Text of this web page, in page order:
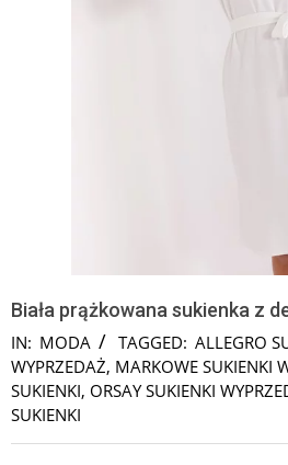
Biała prążkowana sukienka z
IN: MODA TAGGED: ALLEGRO
WYPRZEDAŻ, MARKOWE SUKIENKI
SUKIENKI, ORSAY SUKIENKI
SUKIENKI